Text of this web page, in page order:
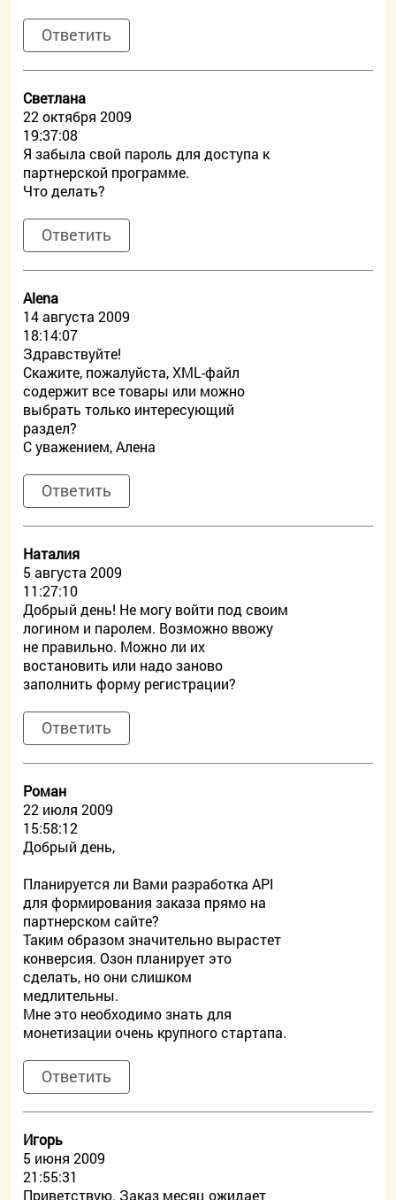
Ответить
Светлана
22 октября 2009
19:37:08
Я забыла свой пароль для доступа к
партнерской программе.
Что делать?
Ответить
Alena
14 августа 2009
18:14:07
Здравствуйте!
Скажите, пожалуйста, XML-файл
содержит все товары или можно
выбрать только интересующий
раздел?
С уважением, Алена
Ответить
Наталия
5 августа 2009
11:27:10
Добрый день! Не могу войти под своим
логином и паролем. Возможно ввожу
не правильно. Можно ли их
востановить или надо заново
заполнить форму регистрации?
Ответить
Роман
22 июля 2009
15:58:12
Добрый день,
Планируется ли Вами разработка API
для формирования заказа прямо на
партнерском сайте?
Таким образом значительно вырастет
конверсия. Озон планирует это
сделать, но они слишком
медлительны.
Мне это необходимо знать для
монетизации очень крупного стартапа.
Ответить
Игорь
5 июня 2009
21:55:31
Приветствую. Заказ месяц ожидает